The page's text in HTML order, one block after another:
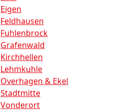
Eigen
Feldhausen
Fuhlenbrock
Grafenwald
Kirchhellen
Lehmkuhle
Overhagen & Ekel
Stadtmitte
Vonderort